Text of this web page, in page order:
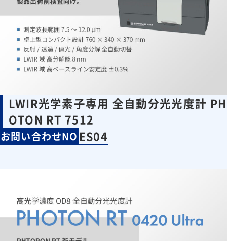
LWIR光学素子専用 全自動分光光度計 PH
OTON RT 7512
お問い合わせNO ES04